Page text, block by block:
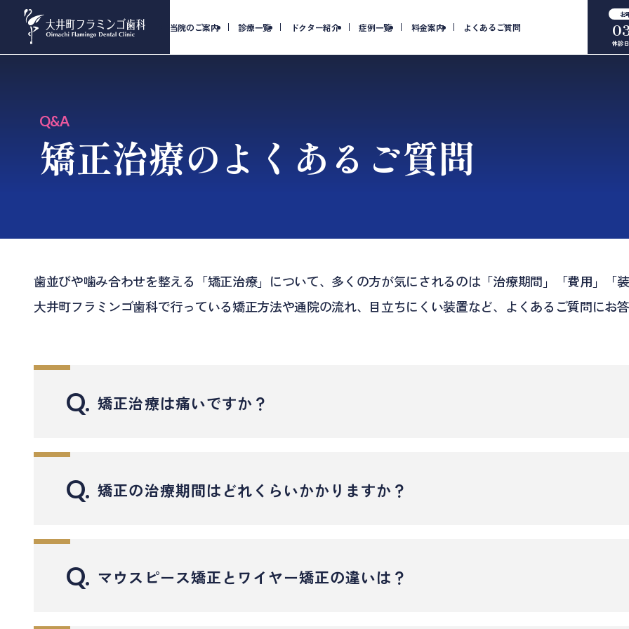
当院のご案内 診療一覧 ドクター紹介 症例一覧 料金案内 よくあるご質問
お
休診
Q&A
矯正治療のよくあるご質問
歯並びや噛み合わせを整える「矯正治療」について、多くの方が気にされるのは「治療期間」「費用」「装
大井町フラミンゴ歯科で行っている矯正方法や通院の流れ、目立ちにくい装置など、よくあるご質問にお答
Q. 矯正治療は痛いですか？
矯正中の痛みは、歯を動かすための「圧力」が加わることによる一時的な反応です。
Q. 矯正の治療期間はどれくらいかかりますか？
マウスピース矯正は取り外し式で、軽度〜中等度の歯列不正に適しており、通院間隔を長く保ちながら進め
Q. マウスピース矯正とワイヤー矯正の違いは？